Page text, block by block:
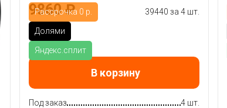
Рассрочка 0 р.
Долями
Яндекс.сплит
9860 ₽ 39440 за 4 шт.
В корзину
Под заказ 4 шт.